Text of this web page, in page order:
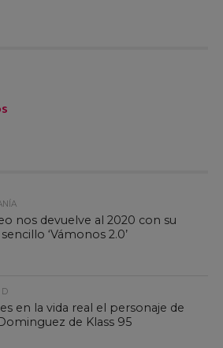
nos devuelve al 2020 con su
‘Vámonos 2.0’
D
en la vida real el personaje de
de Klass 95